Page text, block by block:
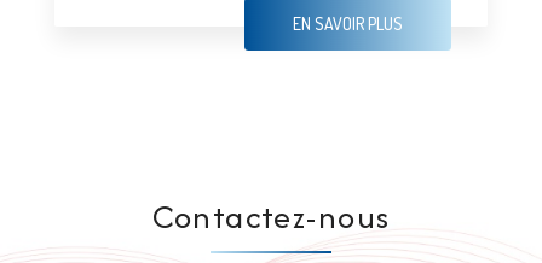
EN SAVOIR PLUS
Contactez-nous